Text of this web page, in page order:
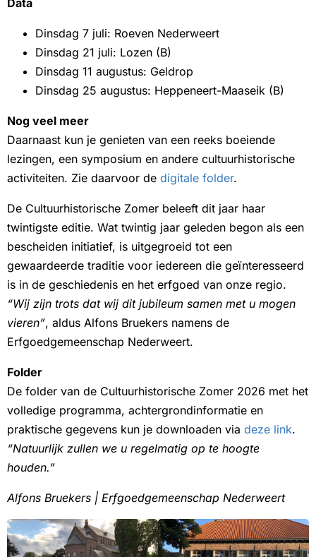
Data
Dinsdag 7 juli: Roeven Nederweert
Dinsdag 21 juli: Lozen (B)
Dinsdag 11 augustus: Geldrop
Dinsdag 25 augustus: Heppeneert-Maaseik (B)
Nog veel meer
Daarnaast kun je genieten van een reeks boeiende
lezingen, een symposium en andere cultuurhistorische
activiteiten. Zie daarvoor de digitale folder.
De Cultuurhistorische Zomer beleeft dit jaar haar
twintigste editie. Wat twintig jaar geleden begon als een
bescheiden initiatief, is uitgegroeid tot een
gewaardeerde traditie voor iedereen die geïnteresseerd
is in de geschiedenis en het erfgoed van onze regio.
“Wij zijn trots dat wij dit jubileum samen met u mogen
vieren”, aldus Alfons Bruekers namens de
Erfgoedgemeenschap Nederweert.
Folder
De folder van de Cultuurhistorische Zomer 2026 met het
volledige programma, achtergrondinformatie en
praktische gegevens kun je downloaden via deze link.
“Natuurlijk zullen we u regelmatig op te hoogte
houden.”
Alfons Bruekers | Erfgoedgemeenschap Nederweert